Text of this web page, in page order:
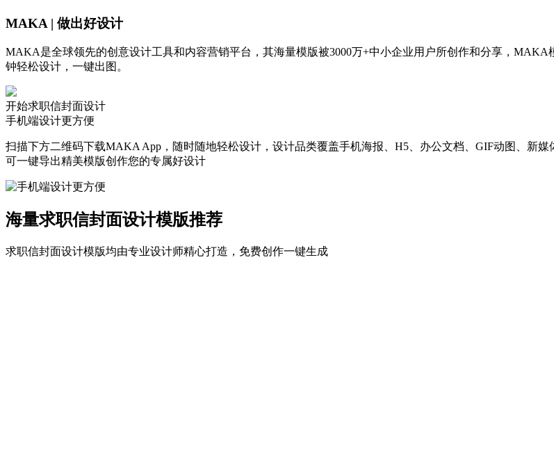
MAKA | 做出好设计
MAKA是全球领先的创意设计工具和内容营销平台，其海量模版被3000万+中小企业用户所创作和分享，
钟轻松设计，一键出图。
开始求职信封面设计
手机端设计更方便
扫描下方二维码下载MAKA App，随时随地轻松设计，设计品类覆盖手机海报、H5、办公文档、GIF动图、新
可一键导出精美模版创作您的专属好设计
海量求职信封面设计模版推荐
求职信封面设计模版均由专业设计师精心打造，免费创作一键生成